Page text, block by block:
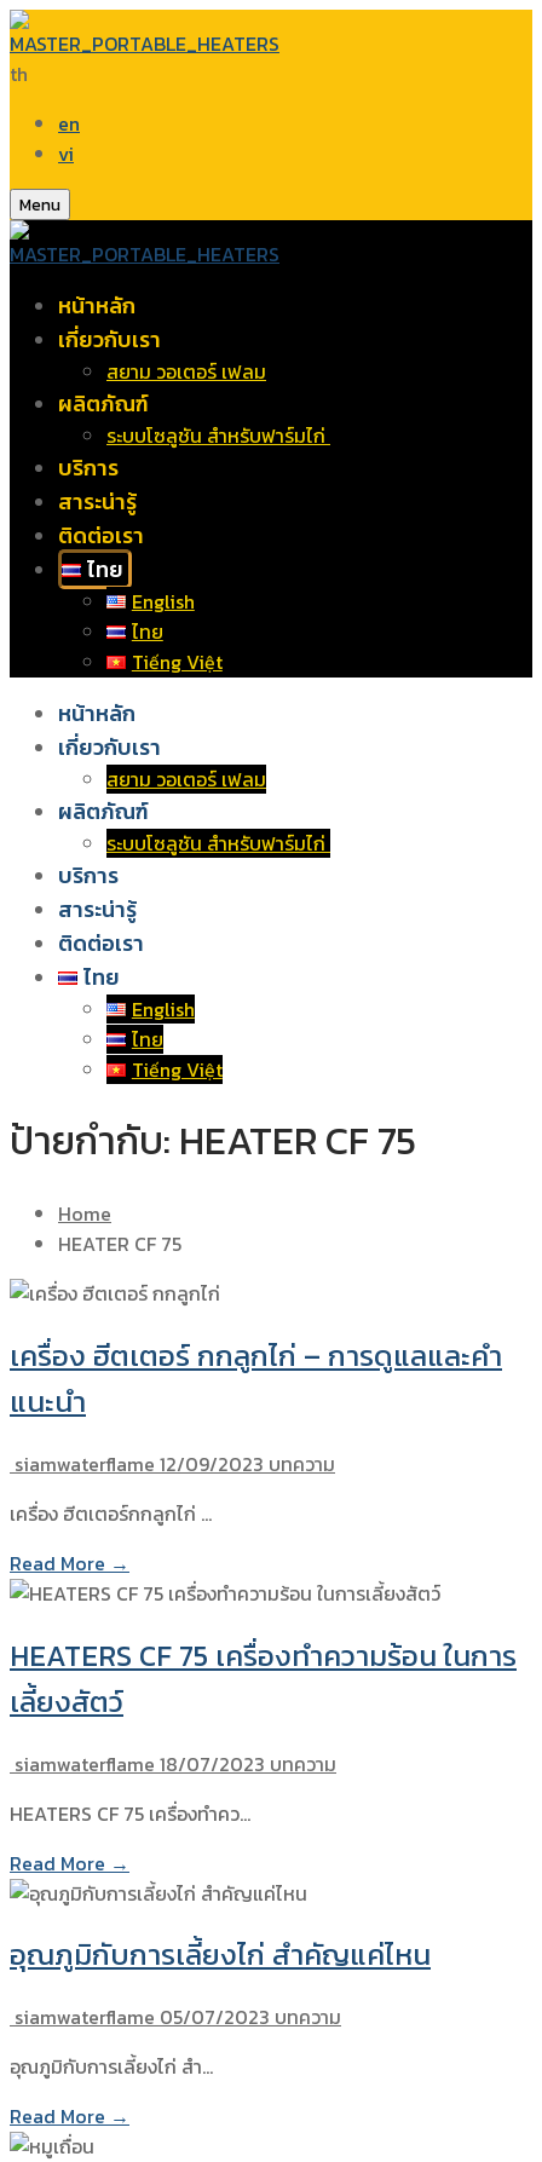
th
en
vi
Menu
หน้าหลัก
เกี่ยวกับเรา
สยาม วอเตอร์ เฟลม
ผลิตภัณฑ์
ระบบโซลูชัน สำหรับฟาร์มไก่
บริการ
สาระน่ารู้
ติดต่อเรา
ไทย
English
ไทย
Tiếng Việt
หน้าหลัก
เกี่ยวกับเรา
สยาม วอเตอร์ เฟลม
ผลิตภัณฑ์
ระบบโซลูชัน สำหรับฟาร์มไก่
บริการ
สาระน่ารู้
ติดต่อเรา
ไทย
English
ไทย
Tiếng Việt
ป้ายกำกับ: HEATER CF 75
Home
HEATER CF 75
เครื่อง ฮีตเตอร์ กกลูกไก่ – การดูแลและคำ
แนะนำ
siamwaterflame 12/09/2023 บทความ
เครื่อง ฮีตเตอร์กกลูกไก่ …
Read More →
HEATERS CF 75 เครื่องทำความร้อน ในการ
เลี้ยงสัตว์
siamwaterflame 18/07/2023 บทความ
HEATERS CF 75 เครื่องทำคว…
Read More →
อุณภูมิกับการเลี้ยงไก่ สำคัญแค่ไหน
siamwaterflame 05/07/2023 บทความ
อุณภูมิกับการเลี้ยงไก่ สำ…
Read More →